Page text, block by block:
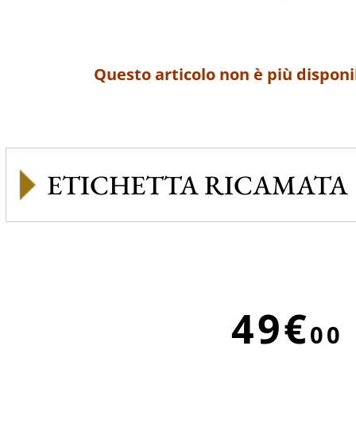
Questo articolo non è più
ETICHETTA RICAMATA
49€00